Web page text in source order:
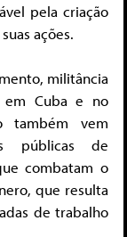
pela criação
ações.
militância
em Cuba e no
também vem
públicas de
combatam o
que resulta
de trabalho